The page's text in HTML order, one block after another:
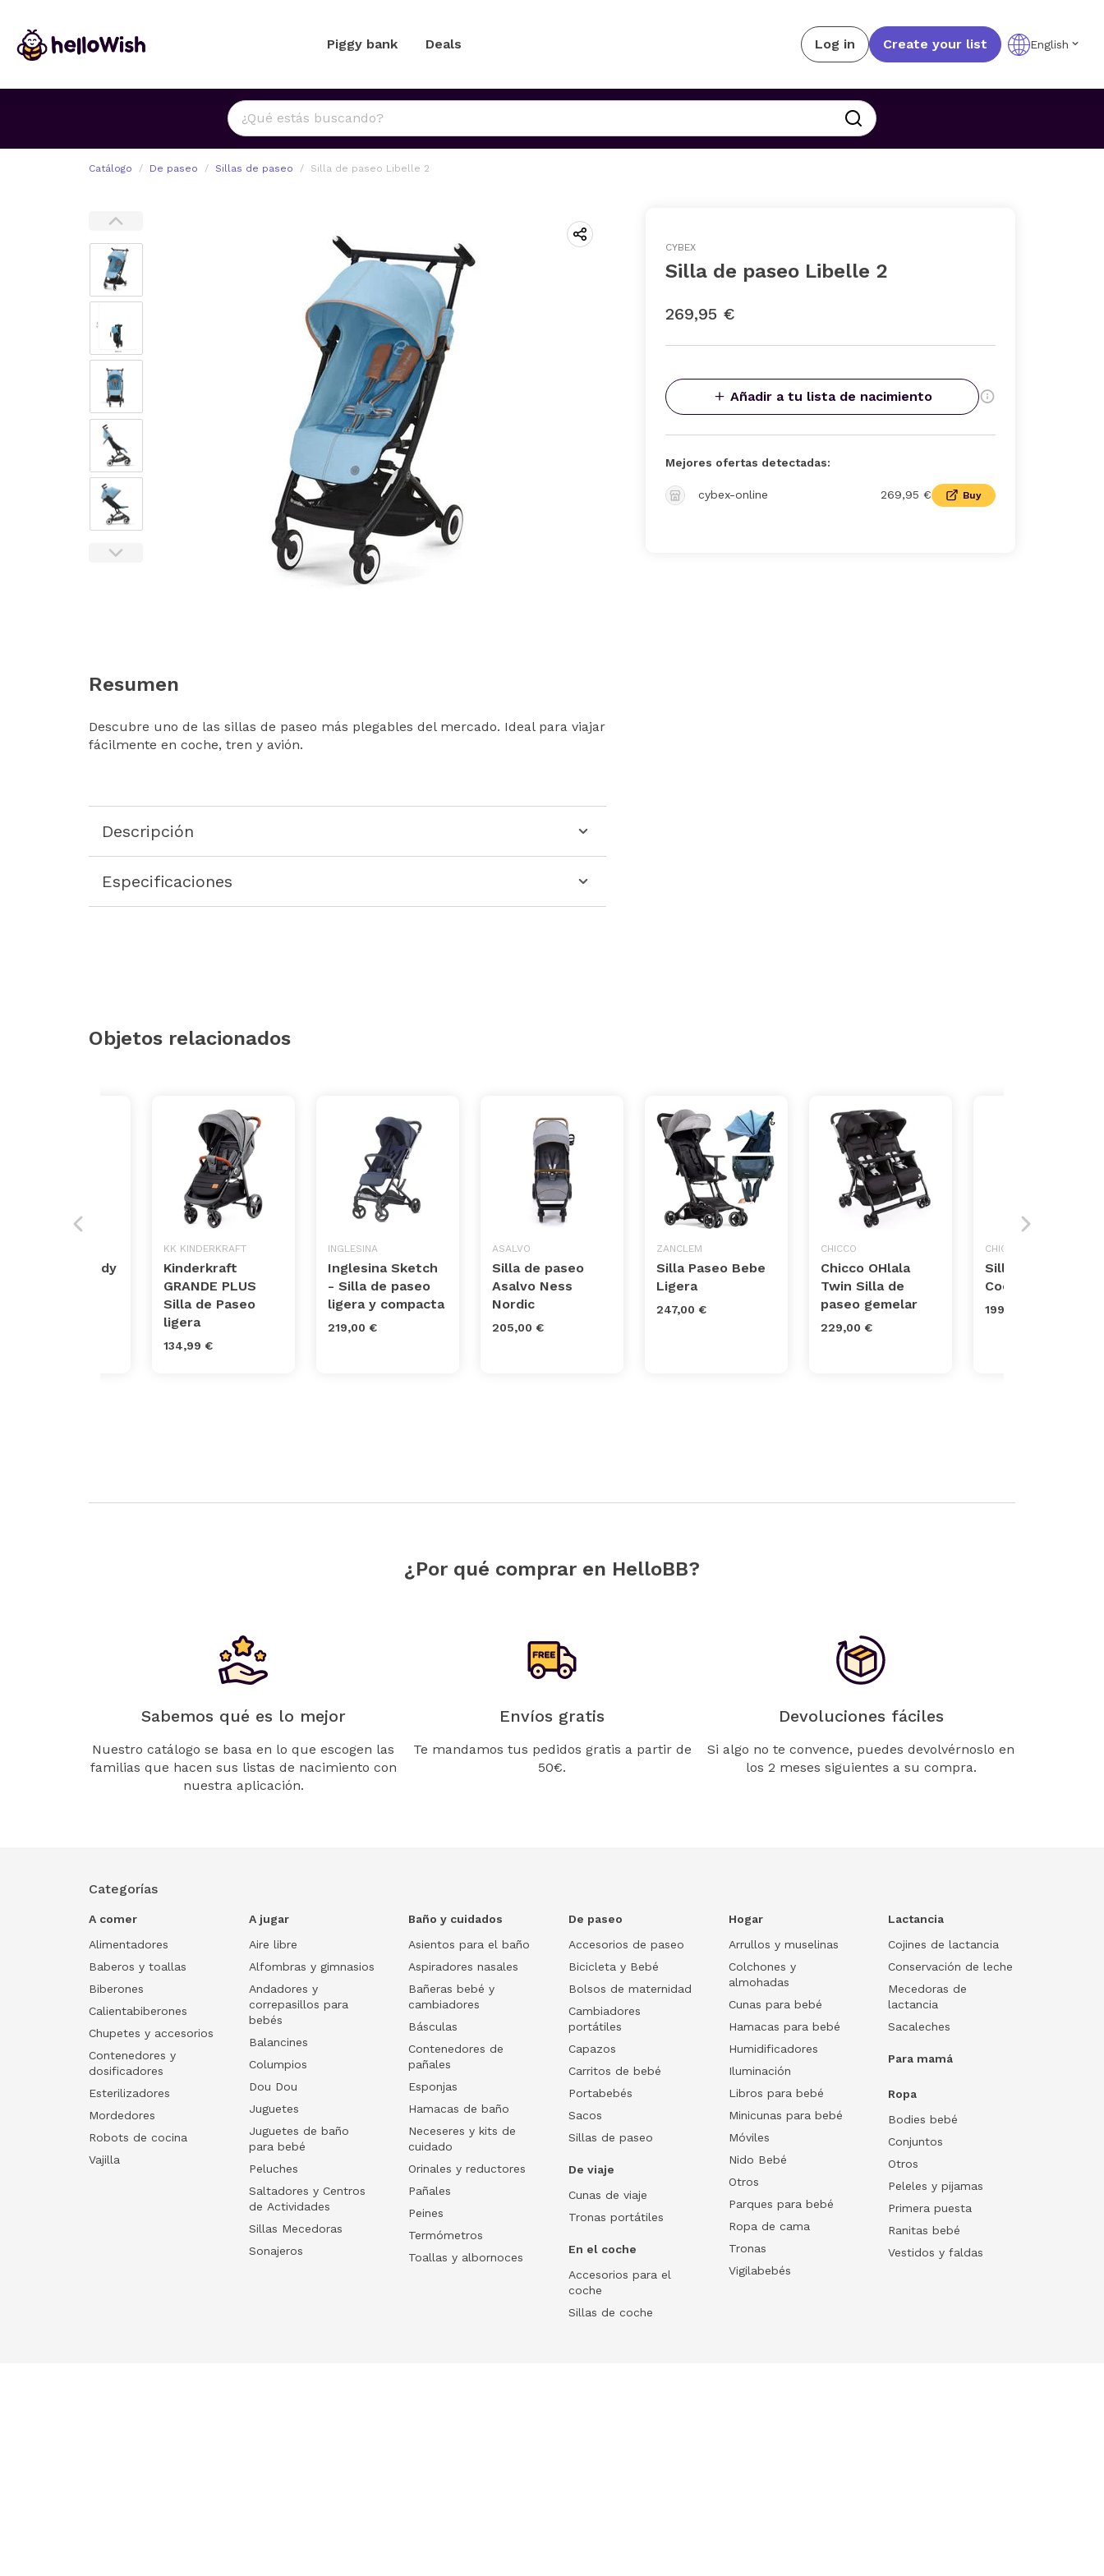
Piggy bank Deals Log in Create your list English
Catálogo De paseo Sillas de paseo Silla de paseo Libelle 2
Resumen
Descubre uno de las sillas de paseo más plegables del mercado. Ideal para viajar
fácilmente en coche, tren y avión.
Descripción
Especificaciones
CYBEX
Silla de paseo Libelle 2
269,95 €
Añadir a tu lista de nacimiento
Mejores ofertas detectadas:
cybex-online 269,95 € Buy
Objetos relacionados
Paseo Goody
KK KINDERKRAFT
Kinderkraft
GRANDE PLUS
Silla de Paseo
ligera
134,99 €
INGLESINA
Inglesina Sketch
- Silla de paseo
ligera y compacta
219,00 €
ASALVO
Silla de paseo
Asalvo Ness
Nordic
205,00 €
ZANCLEM
Silla Paseo Bebe
Ligera
247,00 €
CHICCO
Chicco OHlala
Twin Silla de
paseo gemelar
229,00 €
CHICCO
Silla Paseo Goody
Cool
199,00 €
¿Por qué comprar en HelloBB?
Sabemos qué es lo mejor
Nuestro catálogo se basa en lo que escogen las
familias que hacen sus listas de nacimiento con
nuestra aplicación.
Envíos gratis
Te mandamos tus pedidos gratis a partir de
50€.
Devoluciones fáciles
Si algo no te convence, puedes devolvérnoslo en
los 2 meses siguientes a su compra.
Categorías
A comer
Alimentadores
Baberos y toallas
Biberones
Calientabiberones
Chupetes y accesorios
Contenedores y
dosificadores
Esterilizadores
Mordedores
Robots de cocina
Vajilla
A jugar
Aire libre
Alfombras y gimnasios
Andadores y
correpasillos para
bebés
Balancines
Columpios
Dou Dou
Juguetes
Juguetes de baño
para bebé
Peluches
Saltadores y Centros
de Actividades
Sillas Mecedoras
Sonajeros
Baño y cuidados
Asientos para el baño
Aspiradores nasales
Bañeras bebé y
cambiadores
Básculas
Contenedores de
pañales
Esponjas
Hamacas de baño
Neceseres y kits de
cuidado
Orinales y reductores
Pañales
Peines
Termómetros
Toallas y albornoces
De paseo
Accesorios de paseo
Bicicleta y Bebé
Bolsos de maternidad
Cambiadores
portátiles
Capazos
Carritos de bebé
Portabebés
Sacos
Sillas de paseo
De viaje
Cunas de viaje
Tronas portátiles
En el coche
Accesorios para el
coche
Sillas de coche
Hogar
Arrullos y muselinas
Colchones y
almohadas
Cunas para bebé
Hamacas para bebé
Humidificadores
Iluminación
Libros para bebé
Minicunas para bebé
Móviles
Nido Bebé
Otros
Parques para bebé
Ropa de cama
Tronas
Vigilabebés
Lactancia
Cojines de lactancia
Conservación de leche
Mecedoras de
lactancia
Sacaleches
Para mamá
Ropa
Bodies bebé
Conjuntos
Otros
Peleles y pijamas
Primera puesta
Ranitas bebé
Vestidos y faldas